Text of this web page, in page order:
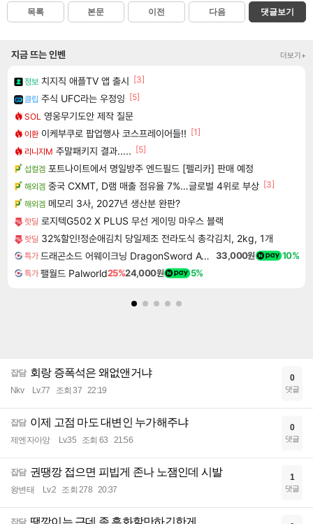
목록 본문 이전 다음 댓글보기
지금 뜨는 인벤 더보기+
정보 치지직 애플TV 앱 출시 [3]
클립 주식 UFC라는 우정잉 [5]
SOL 영웅무기도안 제작 질문
이환 이케부쿠로 팝업행사 코스프레이어들!! [1]
리니지M 주말패키지 결과..... [5]
섭컬겜 포트나이트에서 명일방주 엔드필드 [펠리카] 판매 예정
해외겜 중국 CXMT, D램 매출 점유율 7%…글로벌 4위로 부상 [3]
해외겜 메모리 3사, 2027년 생산분 완판?
핫딜 로지텍G502 X PLUS 무선 게이밍 마우스 블랙
핫딜 32%할인!정순애김치 당일제조 전라도식 총각김치, 2kg, 1개
특가 드래곤소드 어웨이크닝 DragonSword Awakening 33,000원 10%
특가 팰월드 Palworld25%24,000원 5%
잡담 회랑 증폭석은 왜없앤거냐
Nkv Lv.77 조회 37 22:19
0
댓글
잡담 이제 고점 마도 대변인 누가해주냐
제엔자아앙 Lv.35 조회 63 21:56
0
댓글
잡담 권땡깡 접으면 피빕게 존나 노잼인데 시발
왕변태 Lv.2 조회 278 20:37
1
댓글
잡담 땡깡이는 근데 좀 흑화할만하긴한게